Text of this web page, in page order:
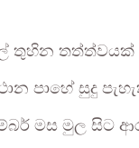
තුහින තත්ත්වයක්
පාහේ සුදු
මස මුල සිට